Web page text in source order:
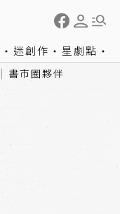
迷創作 星劇點
書市圈夥伴